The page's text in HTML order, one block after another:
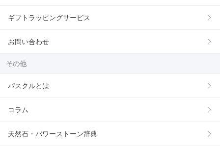
ギフトラッピングサービス
お問い合わせ
その他
パスクルとは
コラム
天然石・パワーストーン辞典